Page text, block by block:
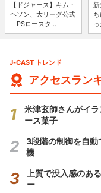
【ドジャース】キム・
ヘソン、大リーグ公式
「PSロースタ...
J-CAST トレンド
アクセスラン
米津玄師さんがイ
ース菓子
3段階の制御を自
機
上質で没入感の
ー